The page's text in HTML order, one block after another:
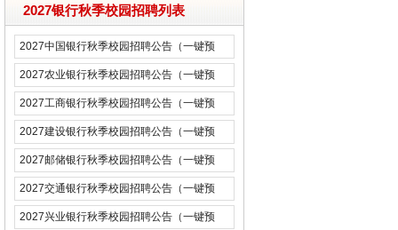
2027银行秋季校园招聘列表
2027中国银行秋季校园招聘公告（一键预
约）
2027农业银行秋季校园招聘公告（一键预
约）
2027工商银行秋季校园招聘公告（一键预
约）
2027建设银行秋季校园招聘公告（一键预
约）
2027邮储银行秋季校园招聘公告（一键预
约）
2027交通银行秋季校园招聘公告（一键预
约）
2027兴业银行秋季校园招聘公告（一键预